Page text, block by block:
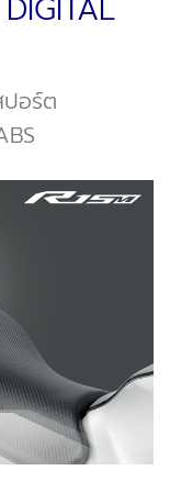
อร์ต